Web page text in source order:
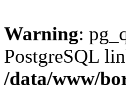
Warning:
PostgreSQL
/data/www/